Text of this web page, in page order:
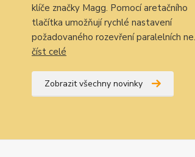
klíče značky Magg. Pomocí aretačního
tlačítka umožňují rychlé nastavení
požadovaného rozevření paralelních
číst celé
Zobrazit všechny novinky